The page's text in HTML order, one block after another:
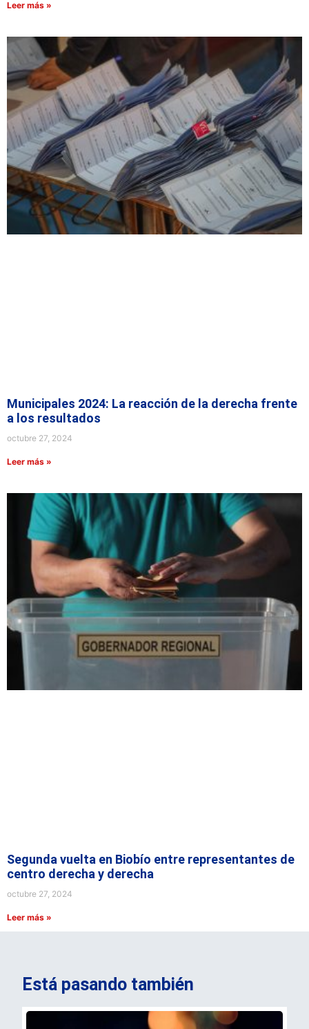
Leer más »
Municipales 2024: La reacción de la derecha frente
a los resultados
octubre 27, 2024
Leer más »
Segunda vuelta en Biobío entre representantes de
centro derecha y derecha
octubre 27, 2024
Leer más »
Está pasando también